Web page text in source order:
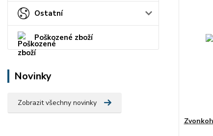
Ostatní
Poškozené zboží
Novinky
Zobrazit všechny novinky